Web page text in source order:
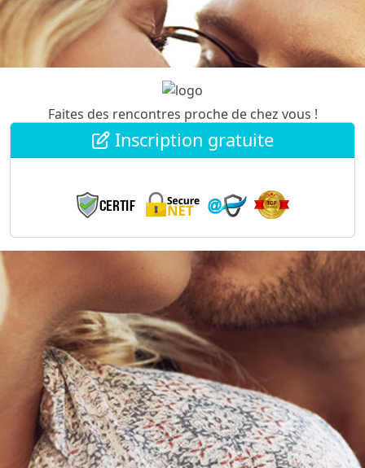
Faites des rencontres proche de chez vous !
Inscription gratuite